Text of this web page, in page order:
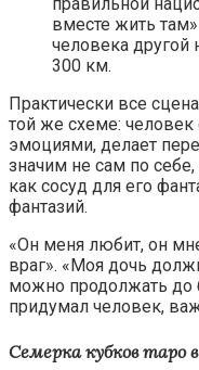
правильной
вместе жить
человека другой
300 км.
Практически все
той же схеме: человек
эмоциями, делает
значим не сам по себе,
как сосуд для его
фантазий.
«Он меня любит, он
враг». «Моя дочь
можно продолжать до
придумал человек,
Семерка кубков таро